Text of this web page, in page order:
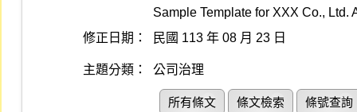
Sample Template for XXX Co., Ltd.
修正日期：
民國 113 年 08 月 23 日
主題分類： 公司治理
所有條文 條文檢索 條號查詢